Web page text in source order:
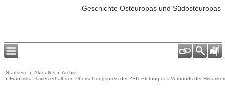
Geschichte Osteuropas und Südosteuropas
Startseite Aktuelles
Archiv
Franziska Davies erhält den Übersetzungspreis der ZEIT-Stiftung des Verbands der